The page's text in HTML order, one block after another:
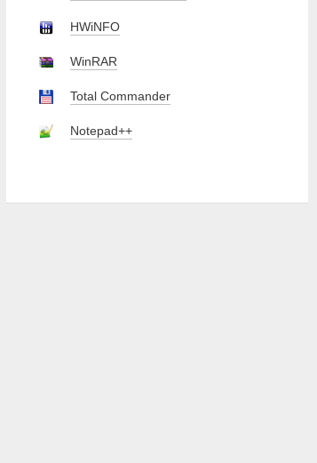
HWiNFO
WinRAR
Total Commander
Notepad++